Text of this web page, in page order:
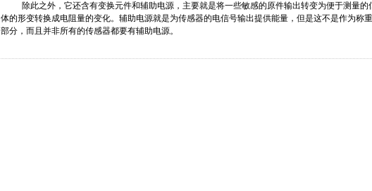
除此之外，它还含有变换元件和辅助电源，主要就是将一些敏感的原件输出转变为便于测量的
体的形变转换成电阻量的变化。辅助电源就是为传感器的电信号输出提供能量，但是这不是作为称
部分，而且并非所有的传感器都要有辅助电源。